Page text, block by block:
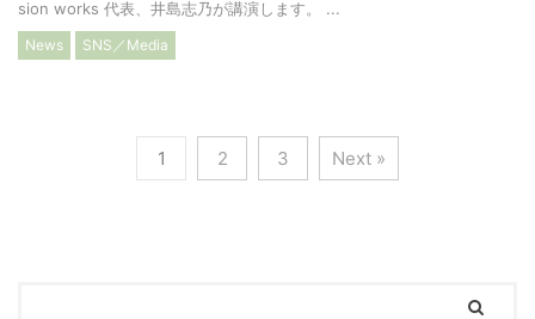
sion works 代表、井島志乃が講演します。 ...
News SNS／Media
1 2 3 Next »